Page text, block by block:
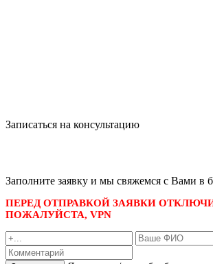
Записаться на консультацию
Заполните заявку и мы свяжемся с Вами в
ПЕРЕД ОТПРАВКОЙ ЗАЯВКИ
ПОЖАЛУЙСТА, VPN